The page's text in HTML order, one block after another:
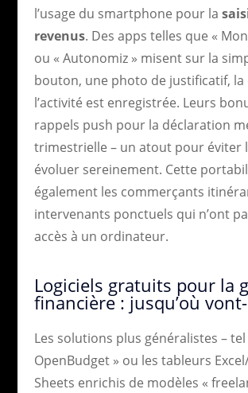
l’usage du smartphone pour la
revenus. Des apps telles que «
ou « Autonomiz » misent sur la
bouton, une photo de justificatif, la
l’activité est enregistrée. Leurs
rappels push pour la déclaration
trimestrielle – un atout pour éviter
évoluer sereinement. Cette
également les commerçants
intervenants ponctuels qui n’ont
accès à un ordinateur.
Logiciels gratuits pour la
financière : jusqu’où
Les solutions plus généralistes – tel
OpenBudget » ou les tableurs
Sheets enrichis de modèles «